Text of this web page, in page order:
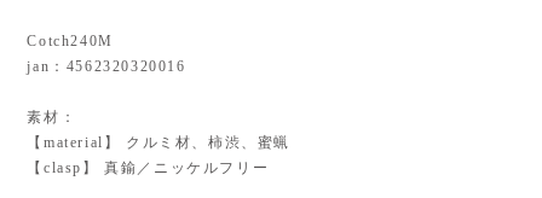
Cotch240M
jan：4562320320016
素材：
【material】 クルミ材、柿渋、蜜蝋
【clasp】 真鍮／ニッケルフリー